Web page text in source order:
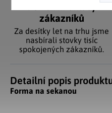
zákazníků
Za desítky let na trhu jsme
nasbírali stovky tisíc
spokojených zákazníků.
Detailní popis
Forma na sekanou